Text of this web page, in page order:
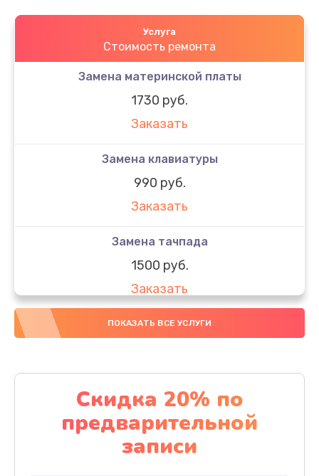
Услуга
Стоимость ремонта
Замена материнской платы
1730 руб.
Заказать
Замена клавиатуры
990 руб.
Заказать
Замена тачпада
1500 руб.
Заказать
Замена южного моста
Заказать
Чистка от пыли
1060 руб.
Заказать
ПОКАЗАТЬ ВСЕ УСЛУГИ
Скидка 20% по
предварительной
записи